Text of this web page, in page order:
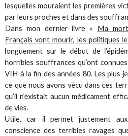
lesquelles mouraient les premières
par leurs proches et dans des
Dans mon dernier livre « Ma
Français vont mourir, les politiques
longuement sur le début de
horribles souffrances qu’ont
VIH à la fin des années 80. Les plus
ce que nous avons vécu dans ces
qu’il n’existait aucun médicament
de vies.
Utile, car il permet justement
conscience des terribles ravages